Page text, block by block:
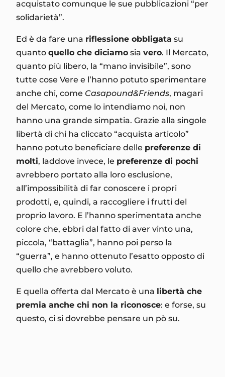
acquistato comunque le sue pubblicazioni “per
solidarietà”.
Ed è da fare una riflessione obbligata su
quanto quello che diciamo sia vero. Il Mercato,
quanto più libero, la “mano invisibile”, sono
tutte cose Vere e l’hanno potuto sperimentare
anche chi, come Casapound&Friends, magari
del Mercato, come lo intendiamo noi, non
hanno una grande simpatia. Grazie alla singole
libertà di chi ha cliccato “acquista articolo”
hanno potuto beneficiare delle preferenze di
molti, laddove invece, le preferenze di pochi
avrebbero portato alla loro esclusione,
all’impossibilità di far conoscere i propri
prodotti, e, quindi, a raccogliere i frutti del
proprio lavoro. E l’hanno sperimentata anche
colore che, ebbri dal fatto di aver vinto una,
piccola, “battaglia”, hanno poi perso la
“guerra”, e hanno ottenuto l’esatto opposto di
quello che avrebbero voluto.
E quella offerta dal Mercato è una libertà che
premia anche chi non la riconosce: e forse, su
questo, ci si dovrebbe pensare un pò su.